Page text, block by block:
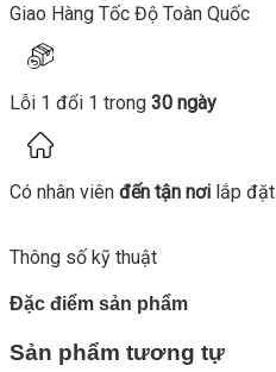
Giao Hàng Tốc Độ Toàn Quốc
Lỗi 1 đổi 1 trong 30 ngày
Có nhân viên đến tận nơi lắp đặt
Thông số kỹ thuật
Đặc điểm sản phẩm
Sản phẩm tương tự